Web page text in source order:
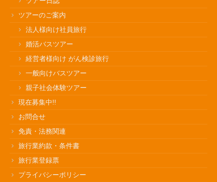
ツアーのご案内
法人様向け社員旅行
婚活バスツアー
経営者様向け がん検診旅行
一般向けバスツアー
親子社会体験ツアー
現在募集中!!
お問合せ
免責・法務関連
旅行業約款・条件書
旅行業登録票
プライバシーポリシー